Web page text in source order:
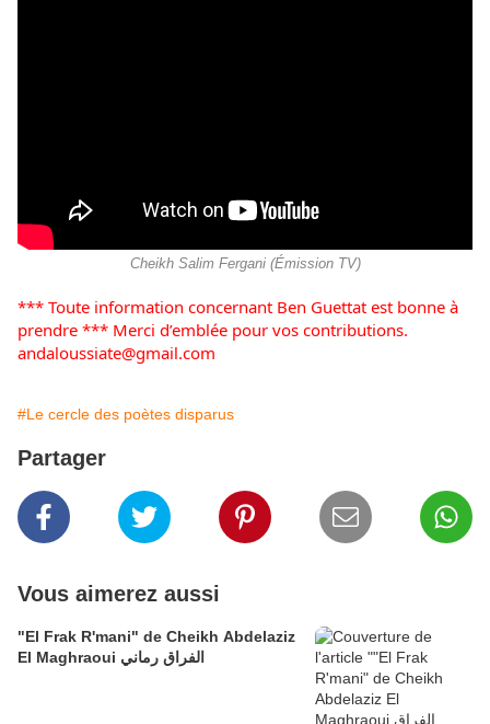
Cheikh Salim Fergani (Émission TV)
*** Toute information concernant Ben Guettat est bonne à
prendre *** Merci d’emblée pour vos contributions.
andaloussiate@gmail.com
#Le cercle des poètes disparus
Partager
Vous aimerez aussi
"El Frak R'mani" de Cheikh Abdelaziz
El Maghraoui الفراق رماني